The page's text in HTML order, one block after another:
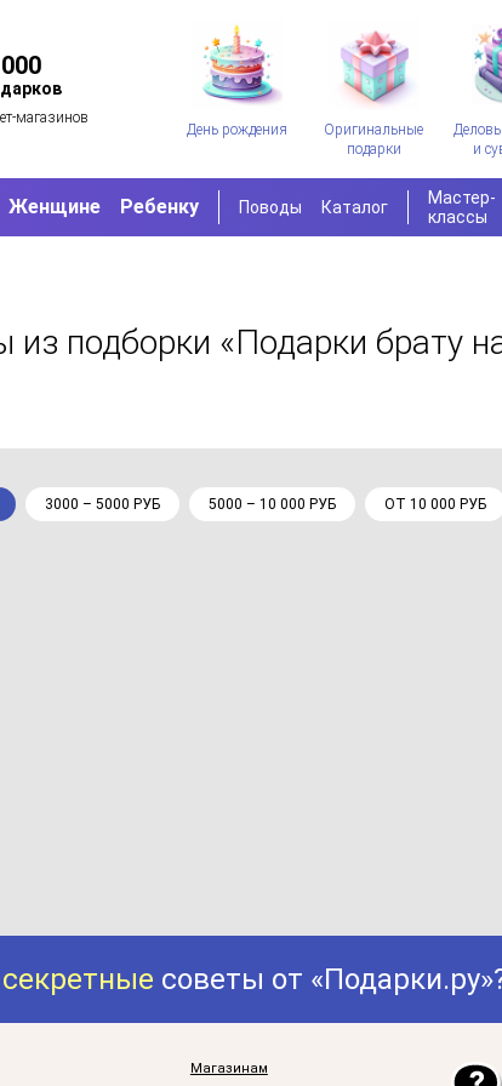
магазинов
День рождения
Оригинальные
подарки
и
Женщине Ребенку Поводы Каталог
Мастер-
классы
из подборки «Подарки брату
3000 – 5000 РУБ 5000 – 10 000 РУБ ОТ 10 000 РУБ
секретные советы от
Магазинам